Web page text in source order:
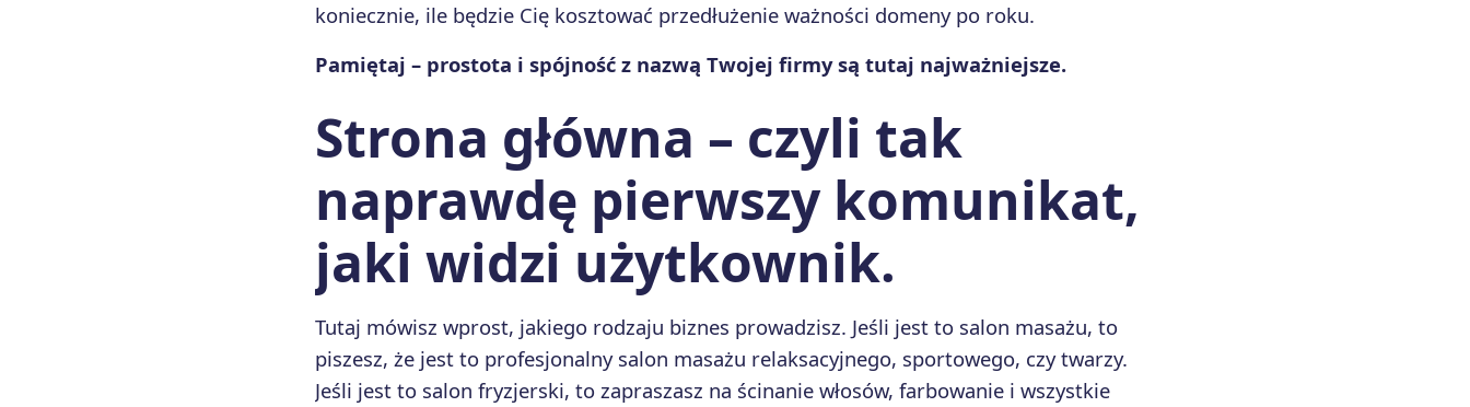
koniecznie, ile będzie Cię kosztować przedłużenie ważności domeny po roku.
Pamiętaj – prostota i spójność z nazwą Twojej firmy są tutaj najważniejsze.
Strona główna – czyli tak
naprawdę pierwszy komunikat,
jaki widzi użytkownik.
Tutaj mówisz wprost, jakiego rodzaju biznes prowadzisz. Jeśli jest to salon masażu, to
piszesz, że jest to profesjonalny salon masażu relaksacyjnego, sportowego, czy twarzy.
Jeśli jest to salon fryzjerski, to zapraszasz na ścinanie włosów, farbowanie i wszystkie